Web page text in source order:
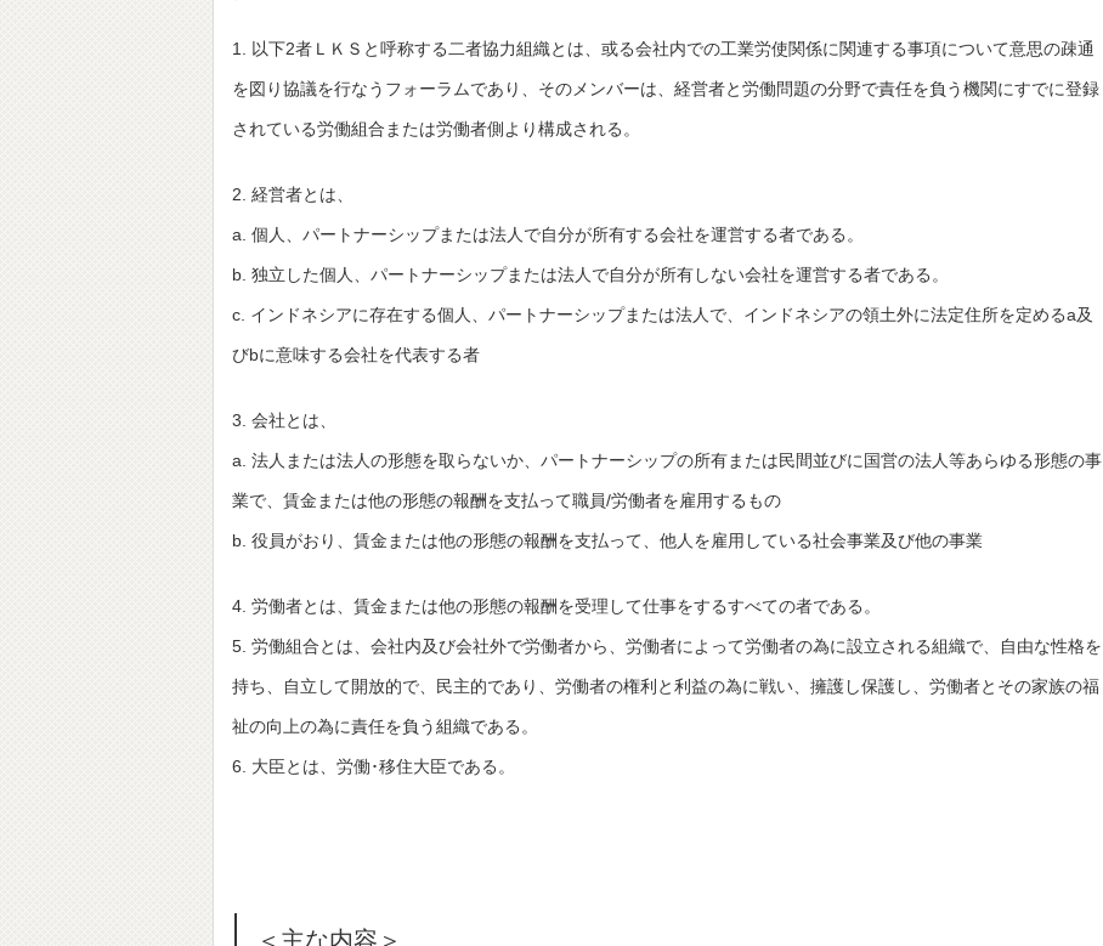
1. 以下2者ＬＫＳと呼称する二者協力組織とは、或る会社内での工業労使関係に関連する事項について意思の疎通
を図り協議を行なうフォーラムであり、そのメンバーは、経営者と労働問題の分野で責任を負う機関にすでに登録
されている労働組合または労働者側より構成される。
2. 経営者とは、
a. 個人、パートナーシップまたは法人で自分が所有する会社を運営する者である。
b. 独立した個人、パートナーシップまたは法人で自分が所有しない会社を運営する者である。
c. インドネシアに存在する個人、パートナーシップまたは法人で、インドネシアの領土外に法定住所を定めるa及
びbに意味する会社を代表する者
3. 会社とは、
a. 法人または法人の形態を取らないか、パートナーシップの所有または民間並びに国営の法人等あらゆる形態の事
業で、賃金または他の形態の報酬を支払って職員/労働者を雇用するもの
b. 役員がおり、賃金または他の形態の報酬を支払って、他人を雇用している社会事業及び他の事業
4. 労働者とは、賃金または他の形態の報酬を受理して仕事をするすべての者である。
5. 労働組合とは、会社内及び会社外で労働者から、労働者によって労働者の為に設立される組織で、自由な性格を
持ち、自立して開放的で、民主的であり、労働者の権利と利益の為に戦い、擁護し保護し、労働者とその家族の福
祉の向上の為に責任を負う組織である。
6. 大臣とは、労働･移住大臣である。
＜主な内容＞